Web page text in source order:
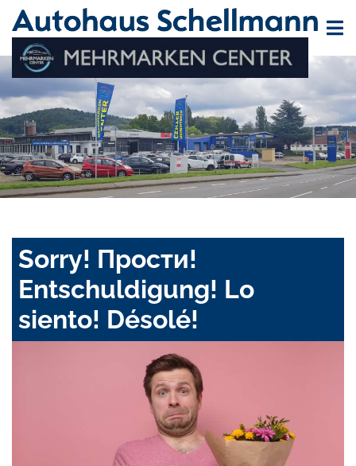
Sorry! Прости!
Entschuldigung! Lo
siento! Désolé!